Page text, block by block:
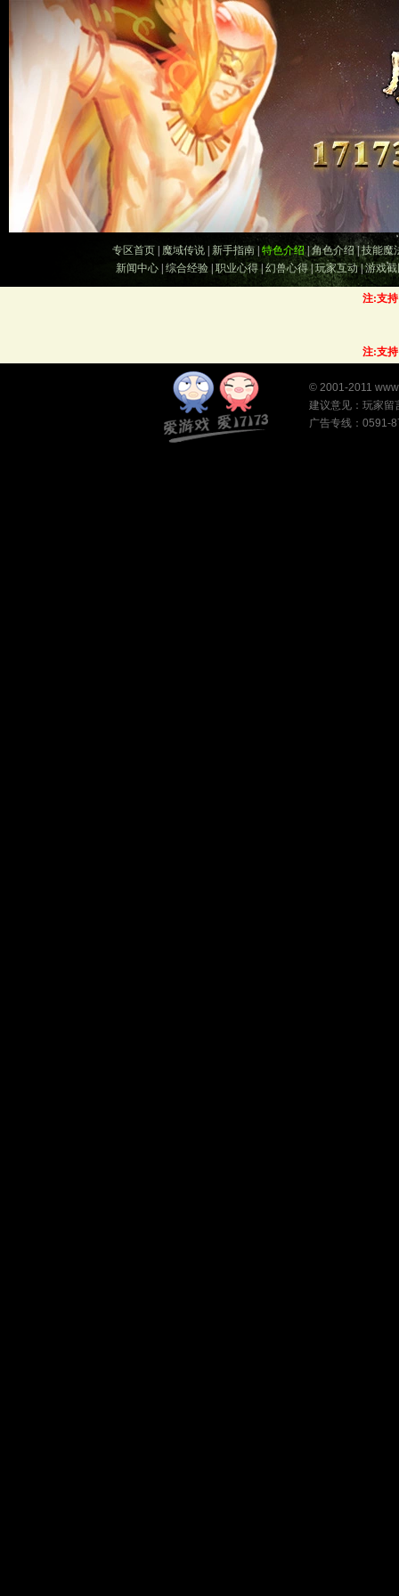
专区首页| 魔域传说| 新手指南| 特色介绍|角色介绍|技能魔
新闻中心 综合经验 |职业心得| 幻兽心得|玩家互动|游戏
注:支
注:支
© 2001-2011
建议意见： 玩家留
广告专线：